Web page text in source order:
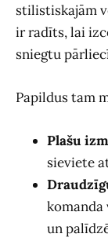
stilistiskajām
ir radīts, lai
sniegtu
Papildus tam
Plašu
sieviete
komanda
un